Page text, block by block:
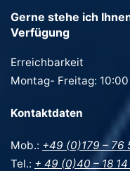
Gerne stehe ich
Verfügung
Erreichbarkeit
Montag- Freitag:
Kontaktdaten
Mob.: +49 (0)179 – 76
Tel.: + 49 (0)40 – 18